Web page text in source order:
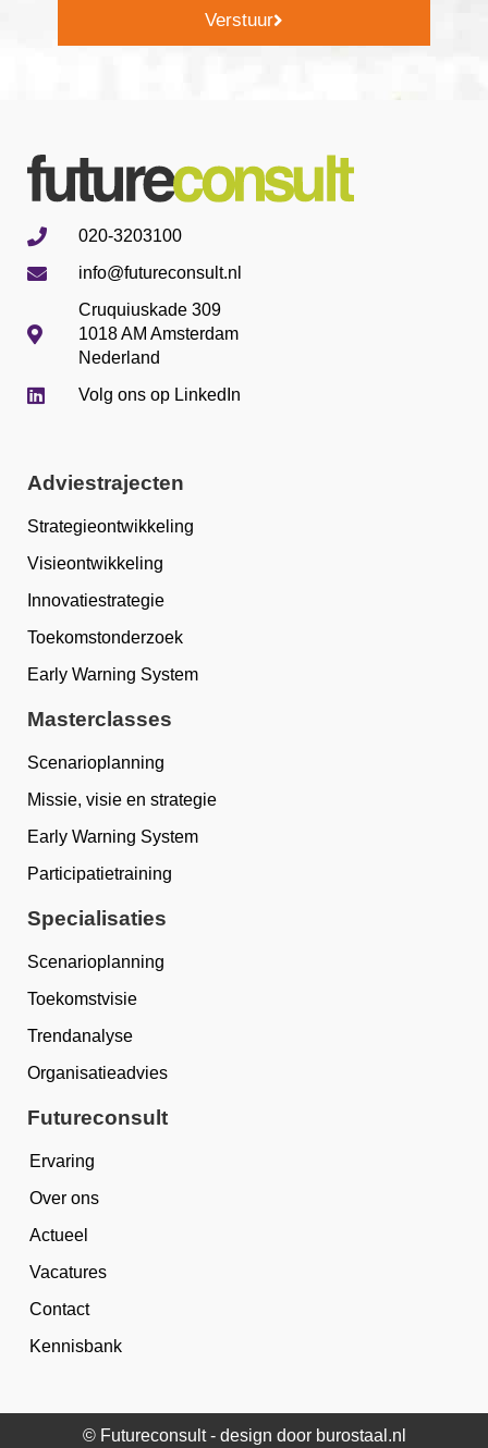
Verstuur
020-3203100
info@futureconsult.nl
Cruquiuskade 309
1018 AM Amsterdam
Nederland
Volg ons op LinkedIn
Adviestrajecten
Strategieontwikkeling
Visieontwikkeling
Innovatiestrategie
Toekomstonderzoek
Early Warning System
Masterclasses
Scenarioplanning
Missie, visie en strategie
Early Warning System
Participatietraining
Specialisaties
Scenarioplanning
Toekomstvisie
Trendanalyse
Organisatieadvies
Futureconsult
Ervaring
Over ons
Actueel
Vacatures
Contact
Kennisbank
© Futureconsult - design door burostaal.nl